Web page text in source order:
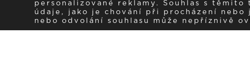
personalizované reklamy. Souhlas s
údaje, jako je chování při procházení nebo
nebo odvolání souhlasu může nepříznivě